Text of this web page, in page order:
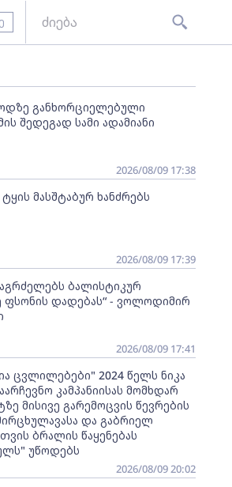
განხორციელებული
შედეგად სამი ადამიანი
2026/08/09 17:38
ტყის მასშტაბურ ხანძრებს
2026/08/09 17:39
ბალისტიკურ
დადებას“ - ვოლოდიმირ
2026/08/09 17:41
ცვლილებები" 2024 წელს ნიკა
კამპანიისას მომხდარ
მისივე გარემოცვის წევრების
და გაბრიელ
ბრალის წაყენებას
უწოდებს
2026/08/09 20:02